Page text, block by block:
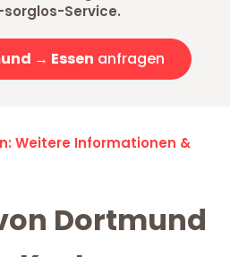
Service.
→ Essen anfragen
Weitere Informationen &
Dortmund